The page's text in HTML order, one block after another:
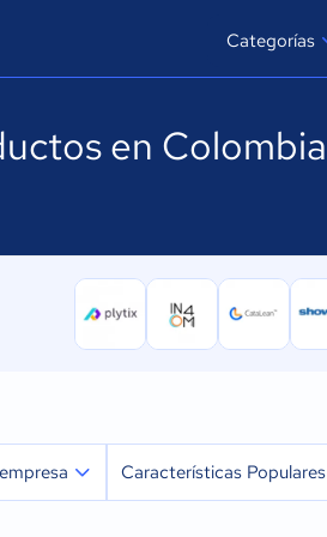
Categorías
en Colombia
Características Populares